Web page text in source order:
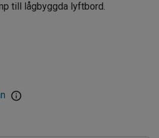
till lågbyggda lyftbord.